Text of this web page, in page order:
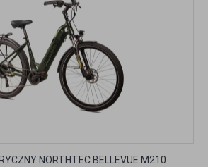
NORTHTEC BELLEVUE M210